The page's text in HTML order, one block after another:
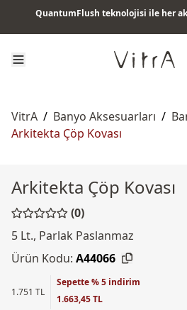
QuantumFlush teknolojisi ile her
VitrA / Banyo Aksesuarları /
Arkitekta Çöp Kovası
Arkitekta Çöp Kovası
(0)
5 Lt., Parlak Paslanmaz
Ürün Kodu: A44066
1.751 TL
Sepette % 5 indirim
1.663,45 TL